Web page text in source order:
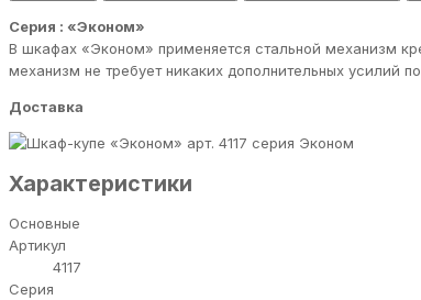
Серия : «Эконом»
В шкафах «Эконом» применяется стальной механизм
механизм не требует никаких дополнительных усилий
Доставка
серия Эконом
Характеристики
Основные
Артикул
4117
Серия